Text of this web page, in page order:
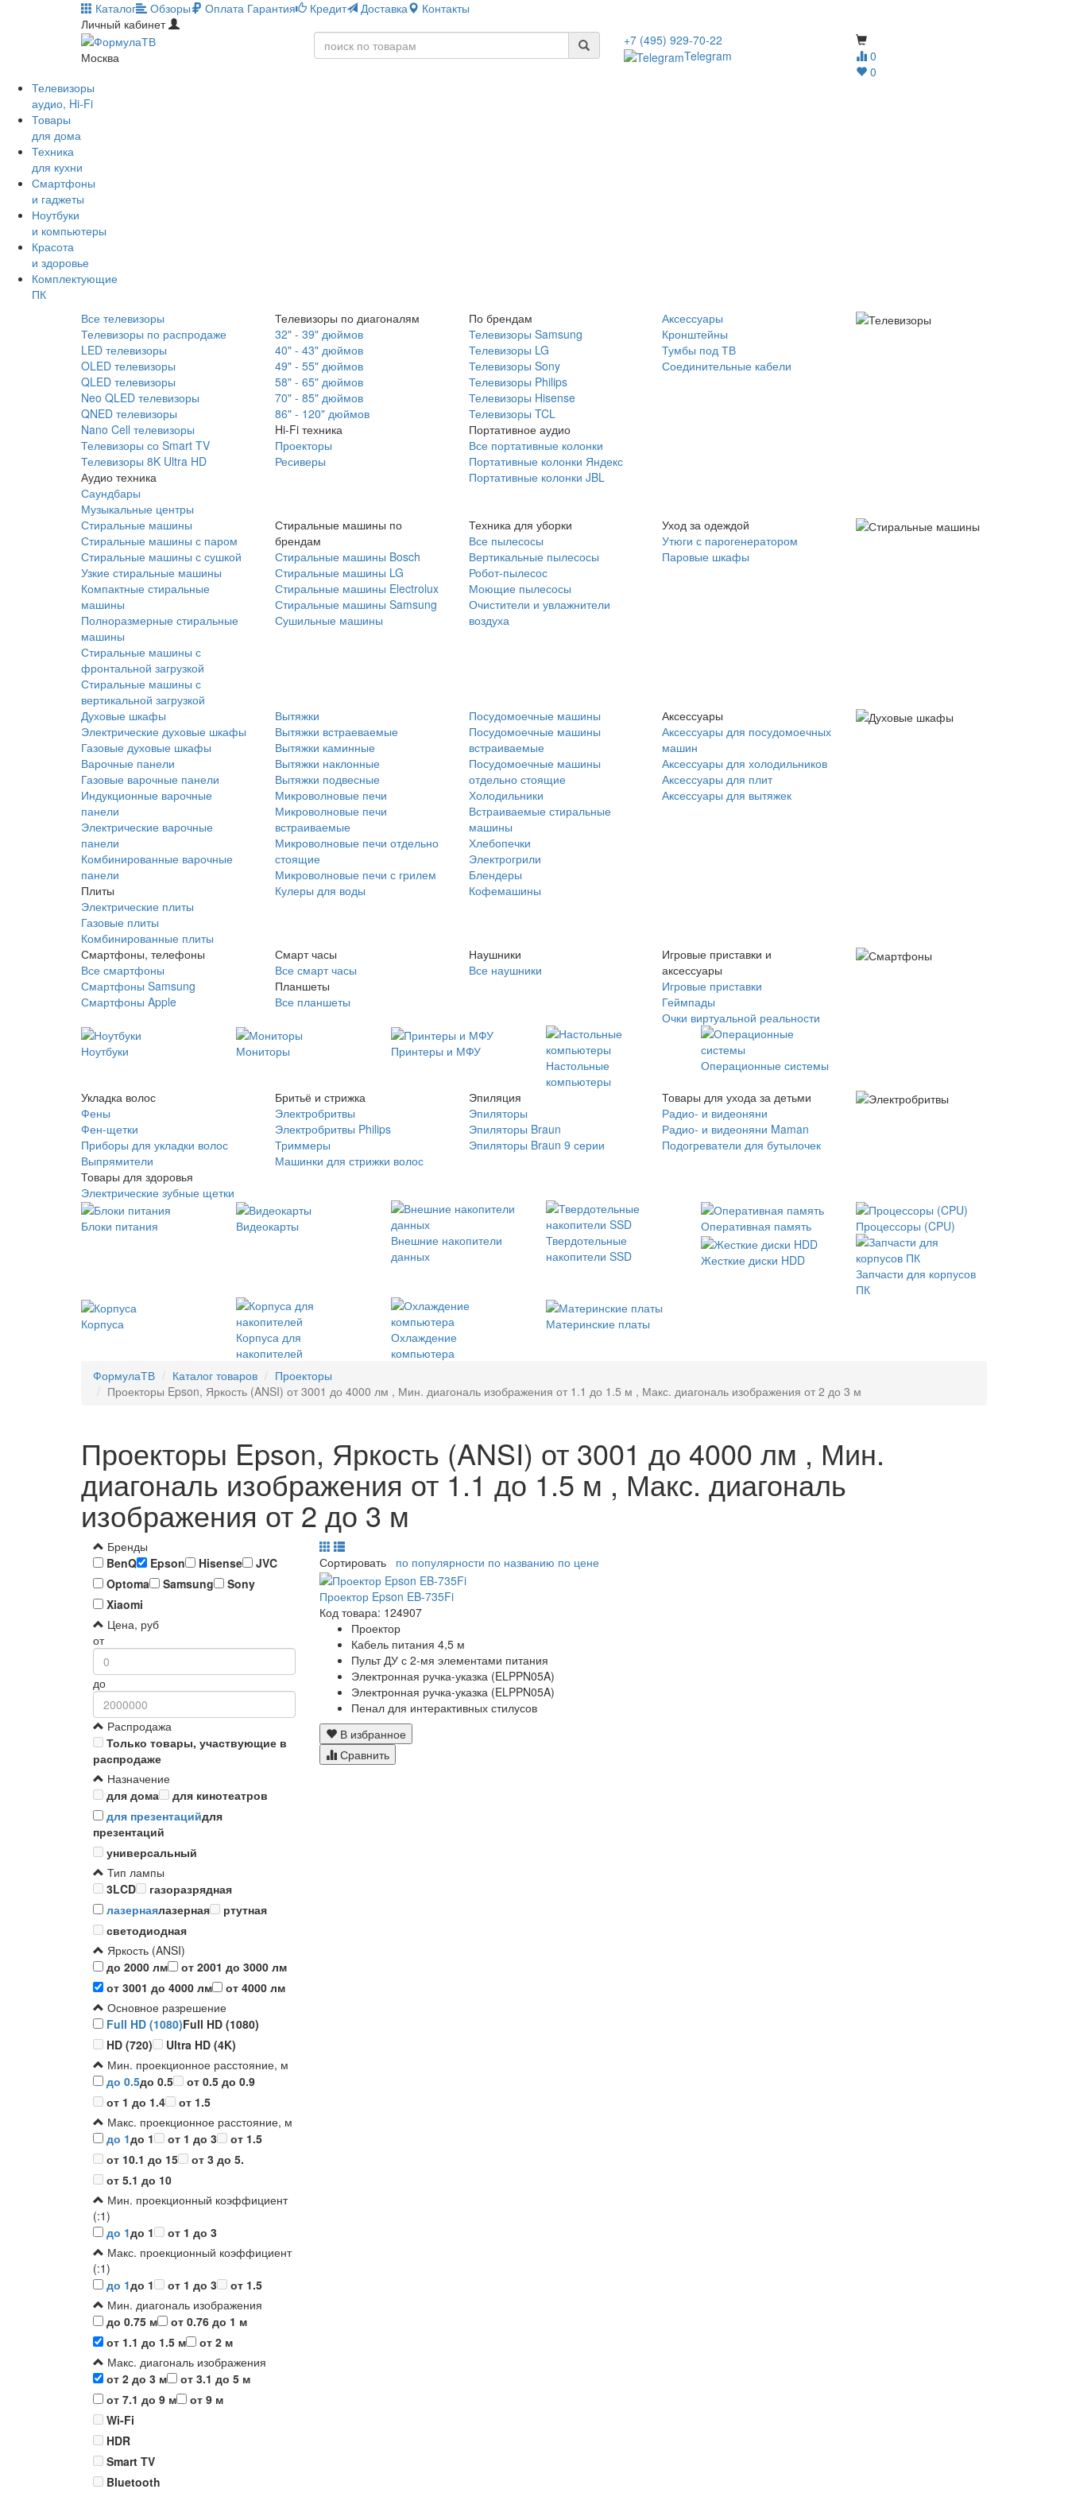
Каталог Обзоры Оплата Гарантия Кредит Доставка
Контакты
Личный кабинет
Москва
0
0
+7 (495) 929-70-22
Telegram
Телевизоры
аудио, Hi-Fi
Товары
для дома
Техника
для кухни
Смартфоны
и гаджеты
Ноутбуки
и компьютеры
Красота
и здоровье
Комплектующие
ПК
Все телевизоры
Телевизоры по распродаже
LED телевизоры
OLED телевизоры
QLED телевизоры
Neo QLED телевизоры
QNED телевизоры
Nano Cell телевизоры
Телевизоры со Smart TV
Телевизоры 8K Ultra HD
Аудио техника
Саундбары
Музыкальные центры
Телевизоры по диагоналям
32" - 39" дюймов
40" - 43" дюймов
49" - 55" дюймов
58" - 65" дюймов
70" - 85" дюймов
86" - 120" дюймов
Hi-Fi техника
Проекторы
Ресиверы
По брендам
Телевизоры Samsung
Телевизоры LG
Телевизоры Sony
Телевизоры Philips
Телевизоры Hisense
Телевизоры TCL
Портативное аудио
Все портативные колонки
Портативные колонки Яндекс
Портативные колонки JBL
Аксессуары
Кронштейны
Тумбы под ТВ
Соединительные кабели
Стиральные машины
Стиральные машины с паром
Стиральные машины с сушкой
Узкие стиральные машины
Компактные стиральные
машины
Полноразмерные стиральные
машины
Стиральные машины с
фронтальной загрузкой
Стиральные машины с
вертикальной загрузкой
Стиральные машины по
брендам
Стиральные машины Bosch
Стиральные машины LG
Стиральные машины Electrolux
Стиральные машины Samsung
Сушильные машины
Техника для уборки
Все пылесосы
Вертикальные пылесосы
Робот-пылесос
Моющие пылесосы
Очистители и увлажнители
воздуха
Уход за одеждой
Утюги с парогенератором
Паровые шкафы
Духовые шкафы
Электрические духовые шкафы
Газовые духовые шкафы
Варочные панели
Газовые варочные панели
Индукционные варочные
панели
Электрические варочные
панели
Комбинированные варочные
панели
Плиты
Электрические плиты
Газовые плиты
Комбинированные плиты
Вытяжки
Вытяжки встраеваемые
Вытяжки каминные
Вытяжки наклонные
Вытяжки подвесные
Микроволновые печи
Микроволновые печи
встраиваемые
Микроволновые печи отдельно
стоящие
Микроволновые печи с грилем
Кулеры для воды
Посудомоечные машины
Посудомоечные машины
встраиваемые
Посудомоечные машины
отдельно стоящие
Холодильники
Встраиваемые стиральные
машины
Хлебопечки
Электрогрили
Блендеры
Кофемашины
Аксессуары
Аксессуары для посудомоечных
машин
Аксессуары для холодильников
Аксессуары для плит
Аксессуары для вытяжек
Смартфоны, телефоны
Все смартфоны
Смартфоны Samsung
Смартфоны Apple
Смарт часы
Все смарт часы
Планшеты
Все планшеты
Наушники
Все наушники
Игровые приставки и
аксессуары
Игровые приставки
Геймпады
Очки виртуальной реальности
Ноутбуки Мониторы
Принтеры и МФУ
Настольные
компьютеры
Операционные системы
Укладка волос
Фены
Фен-щетки
Приборы для укладки волос
Выпрямители
Товары для здоровья
Электрические зубные щетки
Бритьё и стрижка
Электробритвы
Электробритвы Philips
Триммеры
Машинки для стрижки волос
Эпиляция
Эпиляторы
Эпиляторы Braun
Эпиляторы Braun 9 серии
Товары для ухода за детьми
Радио- и видеоняни
Радио- и видеоняни Maman
Подогреватели для бутылочек
Блоки питания
Видеокарты
Внешние накопители
данных
Твердотельные
накопители SSD
Оперативная память Процессоры (CPU)
Жесткие диски HDD
Запчасти для корпусов
ПК
Корпуса
Корпуса для
накопителей
Охлаждение
компьютера
Материнские платы
ФормулаТВ Каталог товаров
Проекторы
Проекторы Epson, Яркость (ANSI) от 3001 до 4000 лм , Мин. диагональ изображения от 1.1 до 1.5 м , Макс. диагональ изображения от 2 до 3 м
Проекторы Epson, Яркость (ANSI) от 3001 до 4000 лм , Мин.
диагональ изображения от 1.1 до 1.5 м , Макс. диагональ
изображения от 2 до 3 м
Бренды
BenQ
Epson Hisense
JVC
Optoma
Samsung
Sony
Xiaomi
Цена, руб
от
до
Распродажа
Только товары, участвующие в
распродаже
Назначение
для дома
для кинотеатров
для презентацийдля
презентаций
универсальный
Тип лампы
3LCD
газоразрядная
лазернаялазерная
ртутная
светодиодная
Яркость (ANSI)
до 2000 лм
от 2001 до 3000 лм
от 3001 до 4000 лм
от 4000 лм
Основное разрешение
Full HD (1080)Full HD (1080)
HD (720)
Ultra HD (4K)
Мин. проекционное расстояние, м
до 0.5до 0.5
от 0.5 до 0.9
от 1 до 1.4
от 1.5
Макс. проекционное расстояние, м
до 1до 1 от 1 до 3
от 1.5
от 10.1 до 15
от 3 до 5.
от 5.1 до 10
Мин. проекционный коэффициент
(:1)
до 1до 1
от 1 до 3
Макс. проекционный коэффициент
(:1)
до 1до 1 от 1 до 3
от 1.5
Мин. диагональ изображения
до 0.75 м
от 0.76 до 1 м
от 1.1 до 1.5 м
от 2 м
Макс. диагональ изображения
от 2 до 3 м
от 3.1 до 5 м
от 7.1 до 9 м
от 9 м
Wi-Fi
HDR
Smart TV
Bluetooth
Сортировать по популярности по названию по цене
Проектор Epson EB-735Fi
Код товара: 124907
Проектор
Кабель питания 4,5 м
Пульт ДУ с 2-мя элементами питания
Электронная ручка-указка (ELPPN05A)
Электронная ручка-указка (ELPPN05A)
Пенал для интерактивных стилусов
В избранное
Сравнить